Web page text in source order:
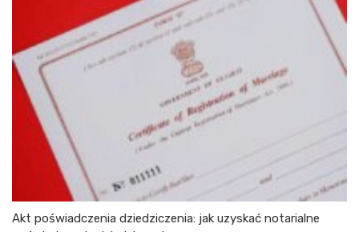
Akt poświadczenia dziedziczenia: jak uzyskać notarialne